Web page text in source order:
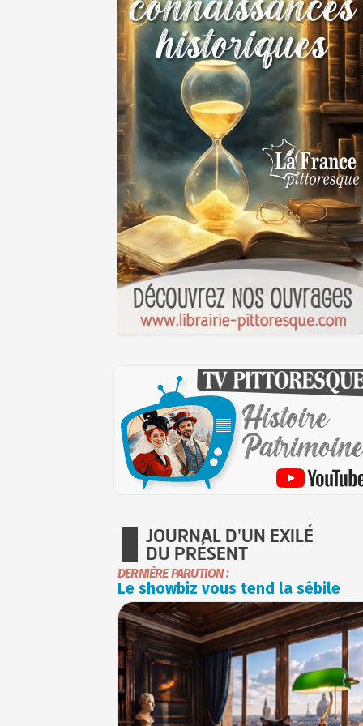
JOURNAL D'UN EXILÉ
DU PRÉSENT
DERNIÈRE PARUTION :
Le showbiz vous tend la sébile